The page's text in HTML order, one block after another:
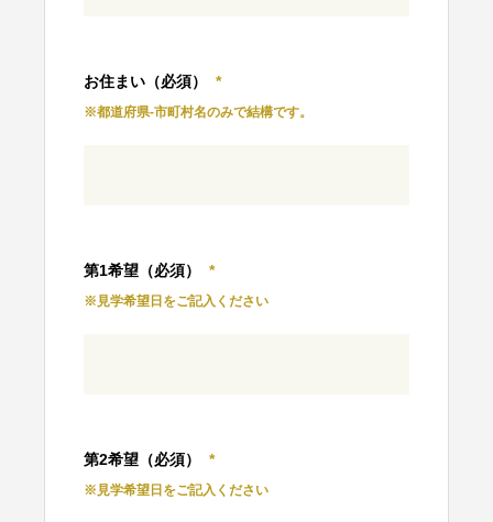
お住まい（必須） *
※都道府県-市町村名のみで結構です。
第1希望（必須） *
※見学希望日をご記入ください
第2希望（必須） *
※見学希望日をご記入ください